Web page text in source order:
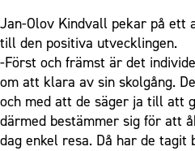
Jan-Olov Kindvall pekar på ett
till den positiva utvecklingen.
-Först och främst är det
om att klara av sin skolgång.
och med att de säger ja till att
därmed bestämmer sig för att
dag enkel resa. Då har de